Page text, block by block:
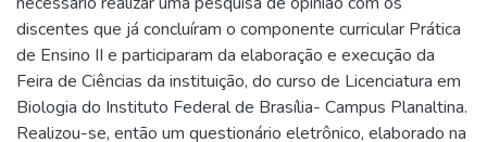
discentes que já concluíram o componente curricular Prática
de Ensino II e participaram da elaboração e execução da
Feira de Ciências da instituição, do curso de Licenciatura em
Biologia do Instituto Federal de Brasília- Campus Planaltina.
Realizou-se, então um questionário eletrônico, elaborado na